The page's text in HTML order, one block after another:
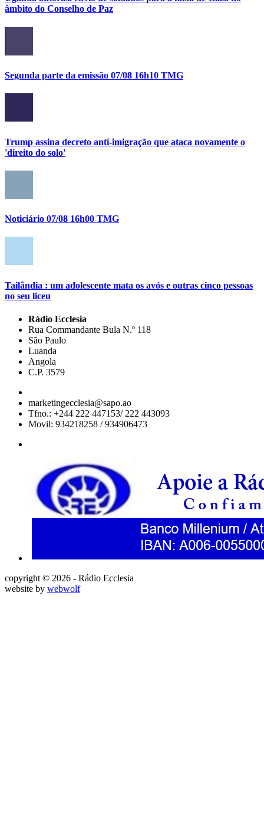
âmbito do Conselho de Paz
Segunda parte da emissão 07/08 16h10 TMG
Trump assina decreto anti-imigração que ataca novamente o
'direito do solo'
Noticiário 07/08 16h00 TMG
Tailândia : um adolescente mata os avós e outras cinco pessoas
no seu liceu
Rádio Ecclesia
Rua Commandante Bula N.º 118
São Paulo
Luanda
Angola
C.P. 3579
marketingecclesia@sapo.ao
Tfno.: +244 222 447153/ 222 443093
Movil: 934218258 / 934906473
copyright © 2026 - Rádio Ecclesia
website by webwolf